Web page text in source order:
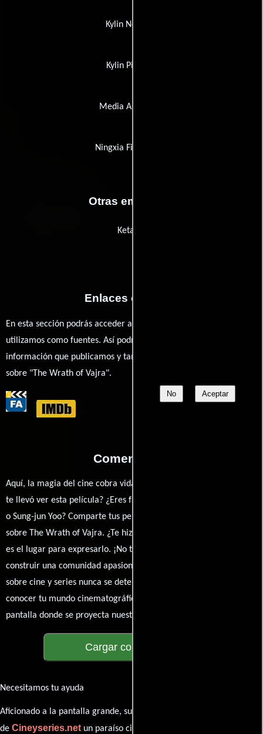
No Aceptar
Kylin Network
Kylin Pictures
Media Asia Films
Ningxia Film Studio
Otras empresas
Ketalog
Enlaces externos
En esta sección podrás acceder a los recursos externos que
utilizamos como fuentes. Así podrás chequear toda la
información que publicamos y también ampliar tu conocimiento
sobre "The Wrath of Vajra".
Comentarios
Aquí, la magia del cine cobra vida a través de tus opiniones. ¿Qué
te llevó ver esta película? ¿Eres fan de Wing-cheong Law, Xing Yu
o Sung-jun Yoo? Comparte tus pensamientos, emociones y críticas
sobre The Wrath of Vajra. ¿Te hizo reír, llorar o reflexionar? Este
es el lugar para expresarlo. ¡No te guardes nada! Queremos
construir una comunidad apasionada donde la conversación
sobre cine y series nunca se detenga. Únete a la charla y déjanos
conocer tu mundo cinematográfico. ¡Los comentarios son la
pantalla donde se proyecta nuestra diversidad de opiniones!
Cargar comentarios
Necesitamos tu ayuda
Aficionado a la pantalla grande, su participación es clave para hacer
de Cineyseries.netun paraíso cinéfilo completo. Queremos